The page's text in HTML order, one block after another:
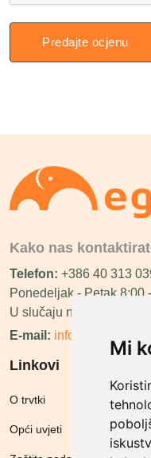
Mi
Predajte ocjenu
Kako nas
Telefon: +386 40 313
Ponedeljak - Petak 8:00
U slučaju
E-mail:
Linkovi
O trvtki
Opći uvjeti